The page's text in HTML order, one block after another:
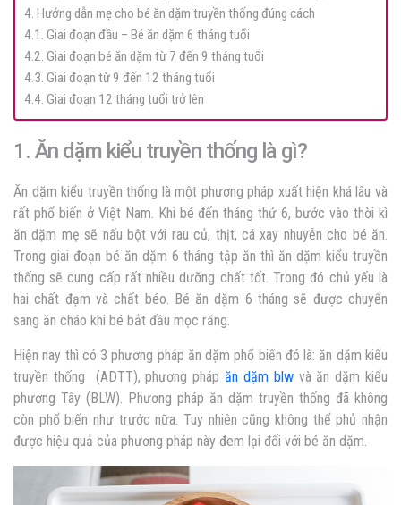
4. Hướng dẫn mẹ cho bé ăn dặm truyền thống đúng cách
4.1. Giai đoạn đầu – Bé ăn dặm 6 tháng tuổi
4.2. Giai đoạn bé ăn dặm từ 7 đến 9 tháng tuổi
4.3. Giai đoạn từ 9 đến 12 tháng tuổi
4.4. Giai đoạn 12 tháng tuổi trở lên
1. Ăn dặm kiểu truyền thống là gì?
Ăn dặm kiểu truyền thống là một phương pháp xuất hiện khá lâu và
rất phổ biến ở Việt Nam. Khi bé đến tháng thứ 6, bước vào thời kì
ăn dặm mẹ sẽ nấu bột với rau củ, thịt, cá xay nhuyễn cho bé ăn.
Trong giai đoạn bé ăn dặm 6 tháng tập ăn thì ăn dặm kiểu truyền
thống sẽ cung cấp rất nhiều dưỡng chất tốt. Trong đó chủ yếu là
hai chất đạm và chất béo. Bé ăn dặm 6 tháng sẽ được chuyển
sang ăn cháo khi bé bắt đầu mọc răng.
Hiện nay thì có 3 phương pháp ăn dặm phổ biến đó là: ăn dặm kiểu
truyền thống (ADTT), phương pháp ăn dặm blwvà ăn dặm kiểu
phương Tây (BLW). Phương pháp ăn dặm truyền thống đã không
còn phổ biến như trước nữa. Tuy nhiên cũng không thể phủ nhận
được hiệu quả của phương pháp này đem lại đối với bé ăn dặm.